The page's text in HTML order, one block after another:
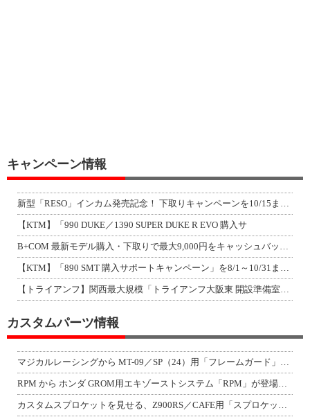
キャンペーン情報
新型「RESO」インカム発売記念！ 下取りキャンペーンを10/15まで延長して開
【KTM】「990 DUKE／1390 SUPER DUKE R EVO 購入サ
B+COM 最新モデル購入・下取りで最大9,000円をキャッシュバック！「B+F
【KTM】「890 SMT 購入サポートキャンペーン」を8/1～10/31まで実
【トライアンフ】関西最大規模「トライアンフ大阪東 開設準備室」がオープン！ 限定
カスタムパーツ情報
マジカルレーシングから MT-09／SP（24）用「フレームガード」が登場！
RPM から ホンダ GROM用エキゾーストシステム「RPM」が登場！（動画あり
カスタムスプロケットを見せる、Z900RS／CAFE用「スプロケットカバーフルキ